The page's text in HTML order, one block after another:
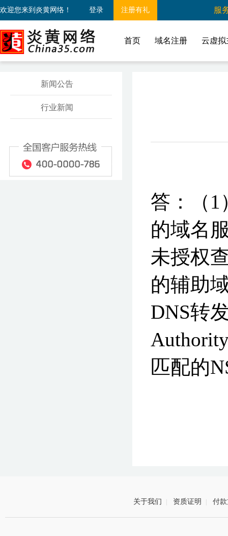
欢迎您来到炎黄网络！ 登录 注册有礼 服
首页 域名注册 云虚拟
新闻公告
行业新闻
答：（1
的域名
未授权
的辅助
DNS转
匹配的
关于我们 资质证明 付